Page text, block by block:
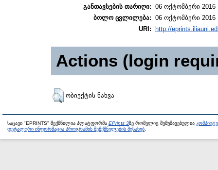
განთავსების თარიღი: 06 ოქტომბერი 2016
ბოლო ცვლილება: 06 ოქტომბერი 2016
URI:
http://
Actions (login
ობიექტის ნახვა
საცავი "EPRINTS" შექმნილია პლატფორმა EPrints 3ზე რომელიც შემუშავებულია
დეტალური ინფორმაცია პროგრამის შემქმნელების შესახებ.